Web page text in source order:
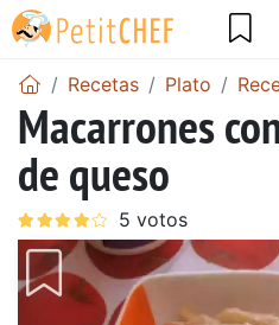
Recetas Plato
Macarrones
de queso